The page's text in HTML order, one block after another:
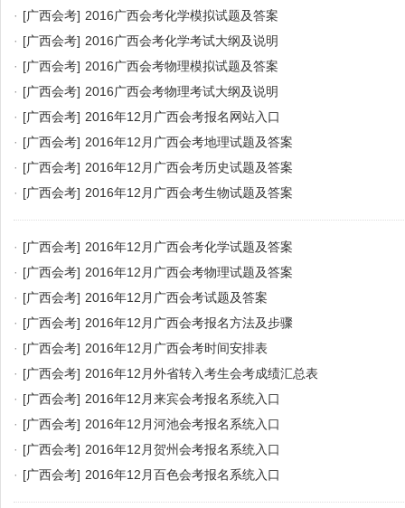
· [广西会考] 2016广西会考化学模拟试题及答案
· [广西会考] 2016广西会考化学考试大纲及说明
· [广西会考] 2016广西会考物理模拟试题及答案
· [广西会考] 2016广西会考物理考试大纲及说明
· [广西会考] 2016年12月广西会考报名网站入口
· [广西会考] 2016年12月广西会考地理试题及答案
· [广西会考] 2016年12月广西会考历史试题及答案
· [广西会考] 2016年12月广西会考生物试题及答案
· [广西会考] 2016年12月广西会考化学试题及答案
· [广西会考] 2016年12月广西会考物理试题及答案
· [广西会考] 2016年12月广西会考试题及答案
· [广西会考] 2016年12月广西会考报名方法及步骤
· [广西会考] 2016年12月广西会考时间安排表
· [广西会考] 2016年12月外省转入考生会考成绩汇总表
· [广西会考] 2016年12月来宾会考报名系统入口
· [广西会考] 2016年12月河池会考报名系统入口
· [广西会考] 2016年12月贺州会考报名系统入口
· [广西会考] 2016年12月百色会考报名系统入口